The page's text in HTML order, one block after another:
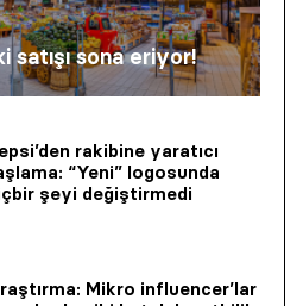
satışı sona eriyor!
rakibine yaratıcı
“Yeni” logosunda
şeyi değiştirmedi
Mikro influencer’lar